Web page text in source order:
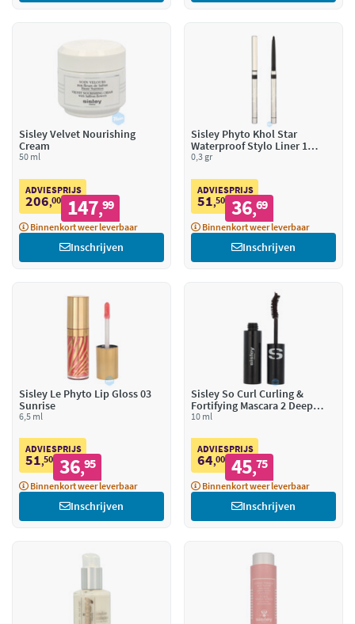
Sisley Velvet Nourishing
Cream
50 ml
ADVIESPRIJS
206,00 147,99
Binnenkort weer leverbaar
Inschrijven
Sisley Phyto Khol Star
Waterproof Stylo Liner 1
Sparkling Black
0,3 gr
ADVIESPRIJS
51,50 36,69
Binnenkort weer leverbaar
Inschrijven
Sisley Le Phyto Lip Gloss 03
Sunrise
6,5 ml
ADVIESPRIJS
51,50 36,95
Binnenkort weer leverbaar
Inschrijven
Sisley So Curl Curling &
Fortifying Mascara 2 Deep
Brown
10 ml
ADVIESPRIJS
64,00 45,75
Binnenkort weer leverbaar
Inschrijven